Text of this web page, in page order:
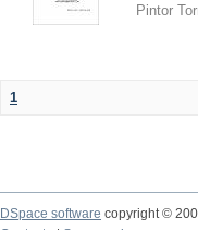
Pintor
1
DSpace software copyright ©